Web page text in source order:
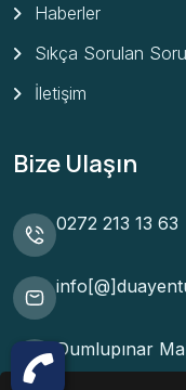
Haberler
Sıkça Sorulan
İletişim
Bize Ulaşın
0272 213 13 63
Dumlupınar